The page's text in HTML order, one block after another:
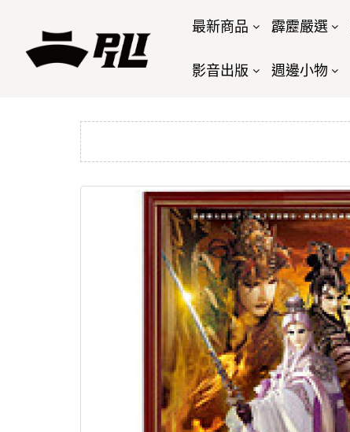
最新商品 霹靂嚴選
影音出版 週邊小物